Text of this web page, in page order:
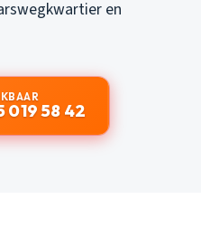
en
019 58 42